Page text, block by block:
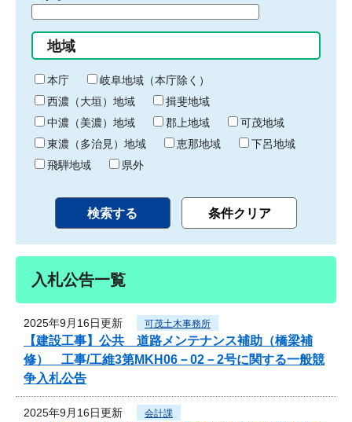
始
り
間
終
わ
り
地域
本庁
岐阜地域（本庁除く）
西濃（大垣）地域
揖斐地域
中濃（美濃）地域
郡上地域
可茂地域
東濃（多治見）地域
恵那地域
下呂地域
飛騨地域
県外
入札公告一覧
2025年9月16日更新 可茂土木事務所
【建設工事】公共 道路メンテナンス補助（橋梁補
修） 工事/工維3第MKH06－02－2号に関する一般競
争入札公告
2025年9月16日更新 会計課